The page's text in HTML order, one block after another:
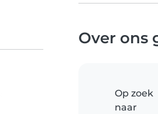
Over ons
Op zoek
naar